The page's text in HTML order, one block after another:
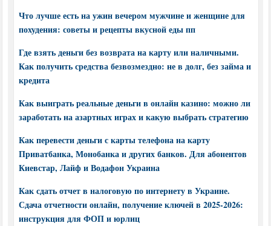
Что лучше есть на ужин вечером мужчине и женщине для
похудения: советы и рецепты вкусной еды пп
Где взять деньги без возврата на карту или наличными.
Как получить средства безвозмездно: не в долг, без займа и
кредита
Как выиграть реальные деньги в онлайн казино: можно ли
заработать на азартных играх и какую выбрать стратегию
Как перевести деньги с карты телефона на карту
Приватбанка, Монобанка и других банков. Для абонентов
Киевстар, Лайф и Водафон Украина
Как сдать отчет в налоговую по интернету в Украине.
Сдача отчетности онлайн, получение ключей в 2025-2026:
инструкция для ФОП и юрлиц